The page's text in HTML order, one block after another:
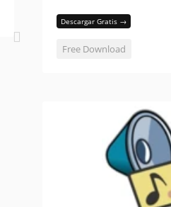
Descargar Gratis →
Free Download